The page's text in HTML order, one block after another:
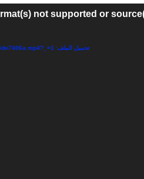
not supported or
تحميل الملف: https://cdn.iha.com.tr/Contents/23-12/22/-f9ad6bf7-ce49-4280-b3ef-6e498de7406a.mp4?_=1